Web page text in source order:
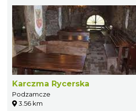
Karczma Rycerska
Podzamcze
3.56 km